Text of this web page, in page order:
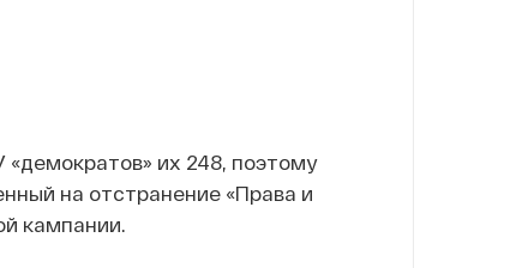
их 248, поэтому
на отстранение «Права и
кампании.